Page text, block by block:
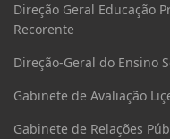
Direção Geral Educação
Recorente
Direção-Geral do Ensino
Gabinete de Avaliação
Gabinete de Relações